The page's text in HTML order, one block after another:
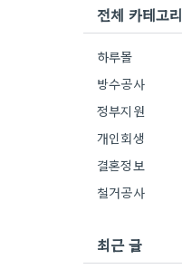
전체 카테고리
하루몰
방수공사
정부지원
개인회생
결혼정보
철거공사
최근 글